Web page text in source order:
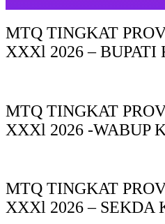
MTQ TINGKAT
XXXl 2026 – BUPATI
MTQ TINGKAT
XXXl 2026 -WABUP
MTQ TINGKAT
XXXl 2026 – SEKDA